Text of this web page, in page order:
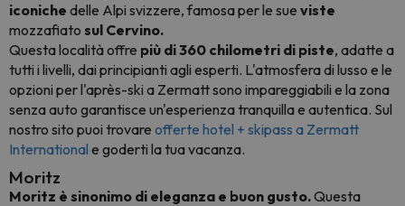
iconiche delle Alpi svizzere, famosa per le sue viste
mozzafiato sul Cervino.
Questa località offre più di 360 chilometri di piste, adatte a
tutti i livelli, dai principianti agli esperti. L'atmosfera di lusso e le
opzioni per l'après-ski a Zermatt sono impareggiabili e la zona
senza auto garantisce un'esperienza tranquilla e autentica. Sul
nostro sito puoi trovare offerte hotel + skipass a Zermatt
International e goderti la tua vacanza.
Moritz
Moritz è sinonimo di eleganza e buon gusto.Questa